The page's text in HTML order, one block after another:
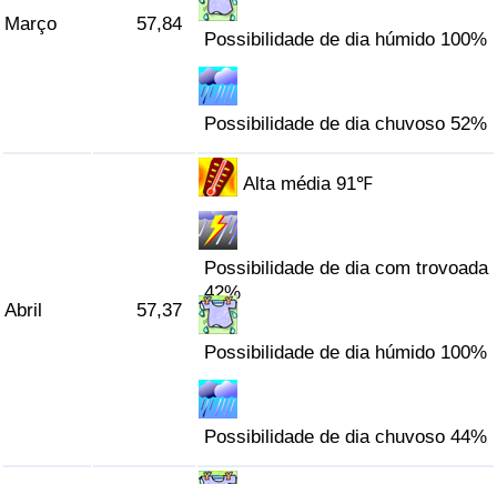
Março 57,84
Possibilidade de dia húmido 100%
Possibilidade de dia chuvoso 52%
Abril 57,37
Alta média 91℉
Possibilidade de dia com trovoada
42%
Possibilidade de dia húmido 100%
Possibilidade de dia chuvoso 44%